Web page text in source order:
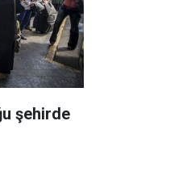
şehirde